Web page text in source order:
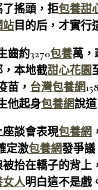
搖頭，拒包養甜
站 目的后，才實行
齒約3270包養萬，
本地截甜心花園
苗， 台灣包養網
他起身包養網說道
談會表現包養網
定激包養網發爭
抬在轎子的背上
女人明白這不是戲